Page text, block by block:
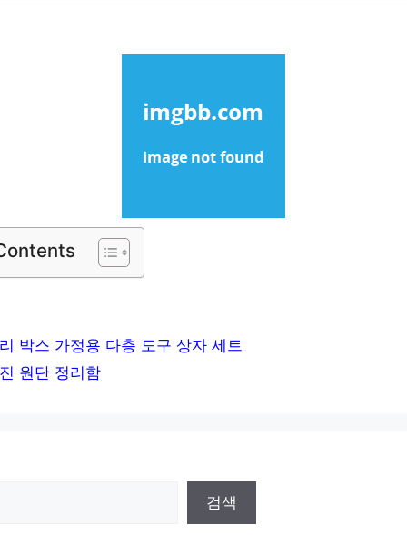
박스 가정용 다층 도구 상자 세트
원단 정리함
검색